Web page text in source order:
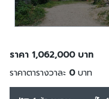
ราคา 1,062,000 บาท
ราคาตารางวาละ 0บาท